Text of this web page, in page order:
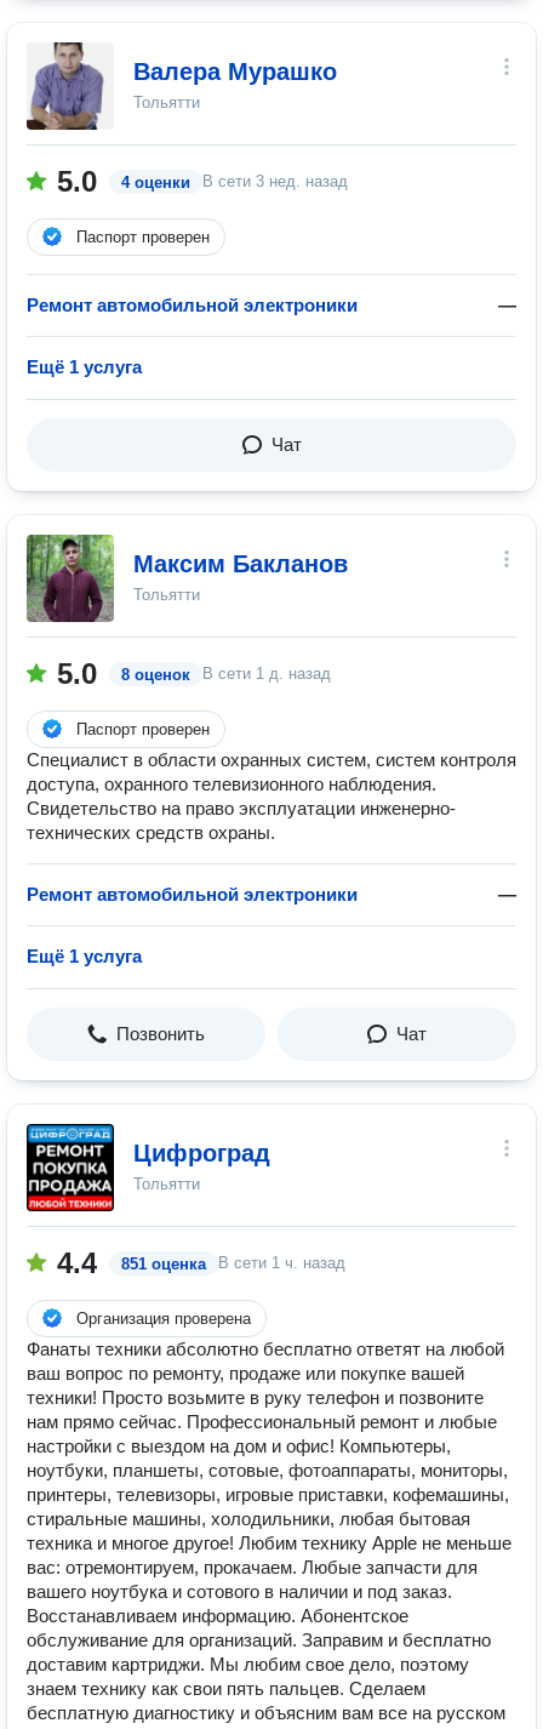
Валера Мурашко
Тольятти
5.0 4 оценки В сети 3 нед. назад
Паспорт проверен
Ремонт автомобильной электроники —
Ещё 1 услуга
Чат
Максим Бакланов
Тольятти
5.0 8 оценок В сети 1 д. назад
Паспорт проверен
Специалист в области охранных систем, систем контроля
доступа, охранного телевизионного наблюдения.
Свидетельство на право эксплуатации инженерно-
технических средств охраны.
Ремонт автомобильной электроники —
Ещё 1 услуга
Позвонить Чат
Цифроград
Тольятти
4.4 851 оценка В сети 1 ч. назад
Организация проверена
Фанаты техники абсолютно бесплатно ответят на любой
ваш вопрос по ремонту, продаже или покупке вашей
техники! Просто возьмите в руку телефон и позвоните
нам прямо сейчас. Профессиональный ремонт и любые
настройки с выездом на дом и офис! Компьютеры,
ноутбуки, планшеты, сотовые, фотоаппараты, мониторы,
принтеры, телевизоры, игровые приставки, кофемашины,
стиральные машины, холодильники, любая бытовая
техника и многое другое! Любим технику Apple не меньше
вас: отремонтируем, прокачаем. Любые запчасти для
вашего ноутбука и сотового в наличии и под заказ.
Восстанавливаем информацию. Абонентское
обслуживание для организаций. Заправим и бесплатно
доставим картриджи. Мы любим свое дело, поэтому
знаем технику как свои пять пальцев. Сделаем
бесплатную диагностику и объясним вам все на русском